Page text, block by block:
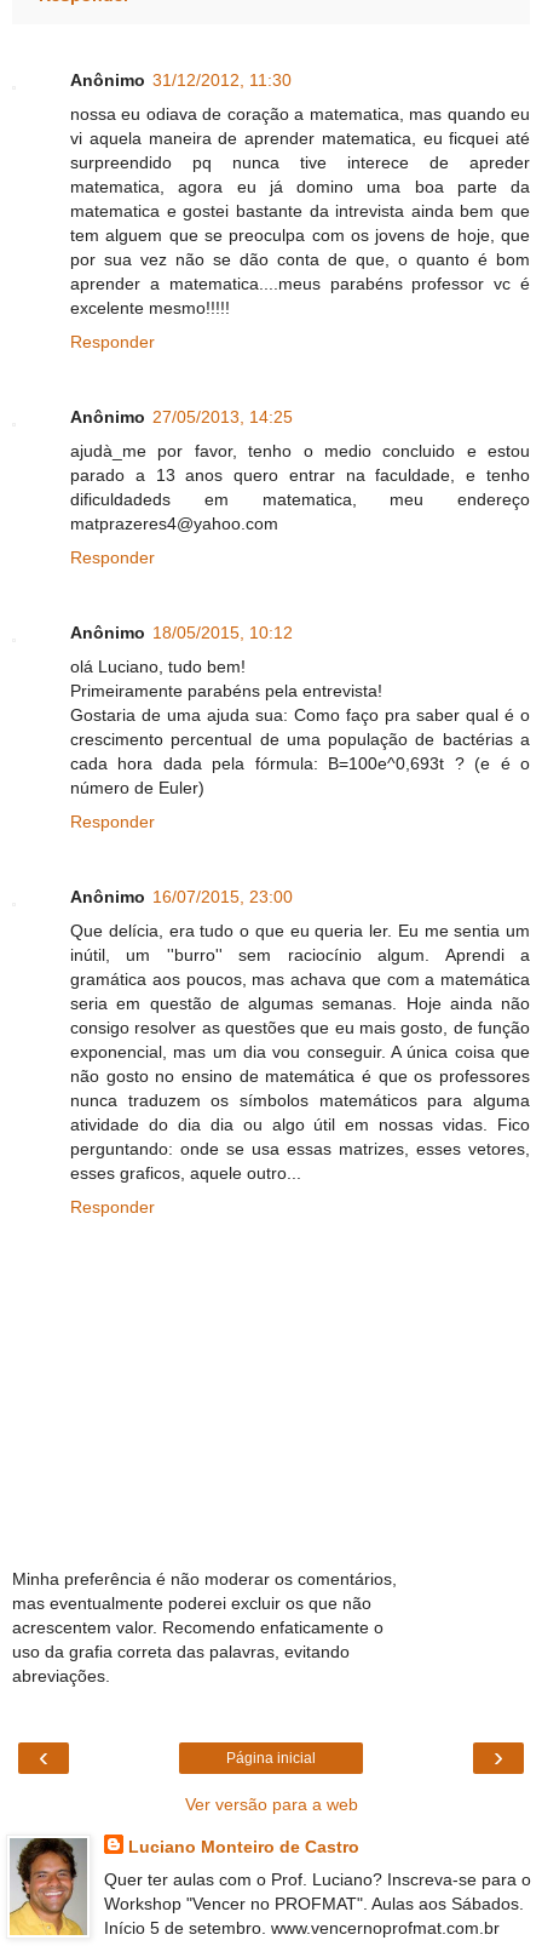
Anônimo 31/12/2012, 11:30
nossa eu odiava de coração a matematica, mas quando eu
vi aquela maneira de aprender matematica, eu ficquei até
surpreendido pq nunca tive interece de apreder
matematica, agora eu já domino uma boa parte da
matematica e gostei bastante da intrevista ainda bem que
tem alguem que se preoculpa com os jovens de hoje, que
por sua vez não se dão conta de que, o quanto é bom
aprender a matematica....meus parabéns professor vc é
excelente mesmo!!!!!
Responder
Anônimo 27/05/2013, 14:25
ajudà_me por favor, tenho o medio concluido e estou
parado a 13 anos quero entrar na faculdade, e tenho
dificuldadeds em matematica, meu endereço
matprazeres4@yahoo.com
Responder
Anônimo 18/05/2015, 10:12
olá Luciano, tudo bem!
Primeiramente parabéns pela entrevista!
Gostaria de uma ajuda sua: Como faço pra saber qual é o
crescimento percentual de uma população de bactérias a
cada hora dada pela fórmula: B=100e^0,693t ? (e é o
número de Euler)
Responder
Anônimo 16/07/2015, 23:00
Que delícia, era tudo o que eu queria ler. Eu me sentia um
inútil, um ''burro'' sem raciocínio algum. Aprendi a
gramática aos poucos, mas achava que com a matemática
seria em questão de algumas semanas. Hoje ainda não
consigo resolver as questões que eu mais gosto, de função
exponencial, mas um dia vou conseguir. A única coisa que
não gosto no ensino de matemática é que os professores
nunca traduzem os símbolos matemáticos para alguma
atividade do dia dia ou algo útil em nossas vidas. Fico
perguntando: onde se usa essas matrizes, esses vetores,
esses graficos, aquele outro...
Responder
Minha preferência é não moderar os comentários,
mas eventualmente poderei excluir os que não
acrescentem valor. Recomendo enfaticamente o
uso da grafia correta das palavras, evitando
abreviações.
‹ ›
Página inicial
Ver versão para a web
Luciano Monteiro de Castro
Quer ter aulas com o Prof. Luciano? Inscreva-se para o
Workshop "Vencer no PROFMAT". Aulas aos Sábados.
Início 5 de setembro. www.vencernoprofmat.com.br